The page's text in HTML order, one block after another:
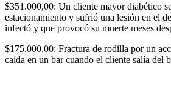
$351.000,00: Un cliente mayor diabético
estacionamiento y sufrió una lesión en el
infectó y que provocó su muerte meses
$175.000,00: Fractura de rodilla por un
caída en un bar cuando el cliente salía del